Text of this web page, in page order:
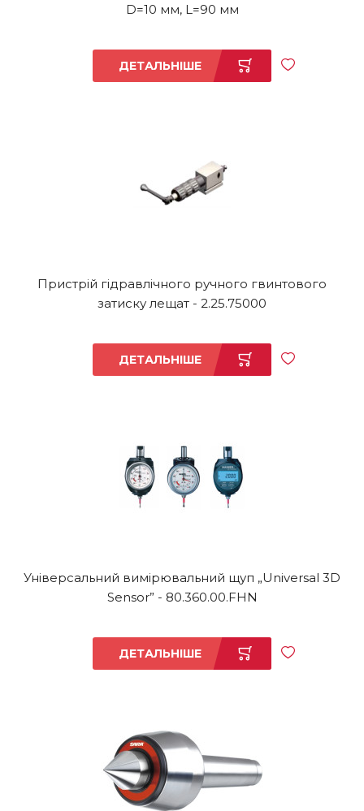
D=10 мм, L=90 мм
ДЕТАЛЬНІШЕ
Пристрій гідравлічного ручного гвинтового
затиску лещат - 2.25.75000
ДЕТАЛЬНІШЕ
Універсальний вимірювальний щуп „Universal 3D
Sensor” - 80.360.00.FHN
ДЕТАЛЬНІШЕ